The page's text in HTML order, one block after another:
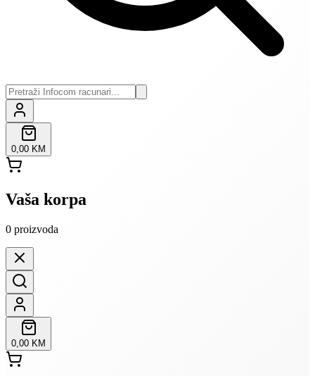
0,00 KM
Vaša korpa
0 proizvoda
0,00 KM